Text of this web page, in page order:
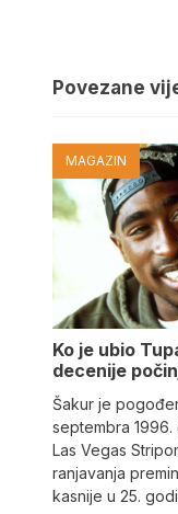
Povezane
MAGAZIN
Ko je ubio
decenije
Šakur je
septembra
Las Vegas
ranjavanja
kasnije u 25.